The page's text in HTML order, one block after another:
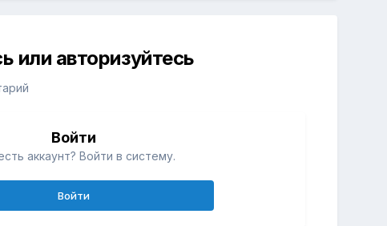
или авторизуйтесь
Войти
аккаунт? Войти в систему.
Войти